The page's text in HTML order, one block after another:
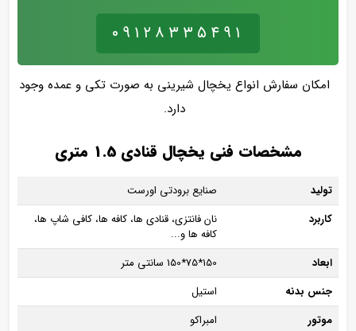
۰۹۱۲۸۳۳۵۴۹۱
امکان سفارش انواع یخچال شیرینی به صورت تکی و عمده وجود
دارد.
مشخصات فنی یخچال قنادی 1.5 متری
تولید
صنایع برودتی اورست
کاربرد
نان فانتزی، قنادی ها، کافه ها، کافی شاپ ها،
کافه ها و...
ابعاد
150*75*150 سانتی متر
جنس بدنه
استیل
موتور
امبراکو